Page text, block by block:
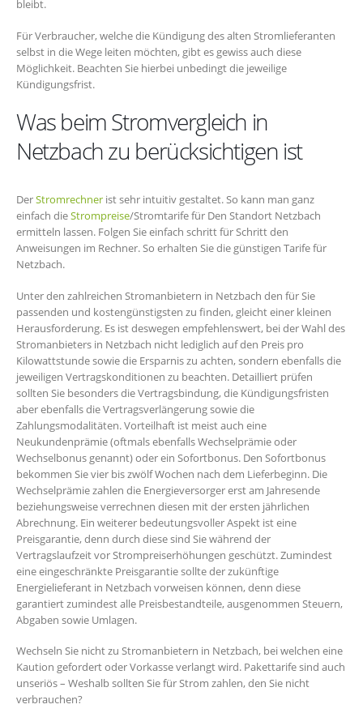
bleibt.
Für Verbraucher, welche die Kündigung des alten Stromlieferanten
selbst in die Wege leiten möchten, gibt es gewiss auch diese
Möglichkeit. Beachten Sie hierbei unbedingt die jeweilige
Kündigungsfrist.
Was beim Stromvergleich in
Netzbach zu berücksichtigen ist
DerStromrechner ist sehr intuitiv gestaltet. So kann man ganz
einfach dieStrompreise/Stromtarife für Den Standort Netzbach
ermitteln lassen. Folgen Sie einfach schritt für Schritt den
Anweisungen im Rechner. So erhalten Sie die günstigen Tarife für
Netzbach.
Unter den zahlreichen Stromanbietern in Netzbach den für Sie
passenden und kostengünstigsten zu finden, gleicht einer kleinen
Herausforderung. Es ist deswegen empfehlenswert, bei der Wahl des
Stromanbieters in Netzbach nicht lediglich auf den Preis pro
Kilowattstunde sowie die Ersparnis zu achten, sondern ebenfalls die
jeweiligen Vertragskonditionen zu beachten. Detailliert prüfen
sollten Sie besonders die Vertragsbindung, die Kündigungsfristen
aber ebenfalls die Vertragsverlängerung sowie die
Zahlungsmodalitäten. Vorteilhaft ist meist auch eine
Neukundenprämie (oftmals ebenfalls Wechselprämie oder
Wechselbonus genannt) oder ein Sofortbonus. Den Sofortbonus
bekommen Sie vier bis zwölf Wochen nach dem Lieferbeginn. Die
Wechselprämie zahlen die Energieversorger erst am Jahresende
beziehungsweise verrechnen diesen mit der ersten jährlichen
Abrechnung. Ein weiterer bedeutungsvoller Aspekt ist eine
Preisgarantie, denn durch diese sind Sie während der
Vertragslaufzeit vor Strompreiserhöhungen geschützt. Zumindest
eine eingeschränkte Preisgarantie sollte der zukünftige
Energielieferant in Netzbach vorweisen können, denn diese
garantiert zumindest alle Preisbestandteile, ausgenommen Steuern,
Abgaben sowie Umlagen.
Wechseln Sie nicht zu Stromanbietern in Netzbach, bei welchen eine
Kaution gefordert oder Vorkasse verlangt wird. Pakettarife sind auch
unseriös – Weshalb sollten Sie für Strom zahlen, den Sie nicht
verbrauchen?